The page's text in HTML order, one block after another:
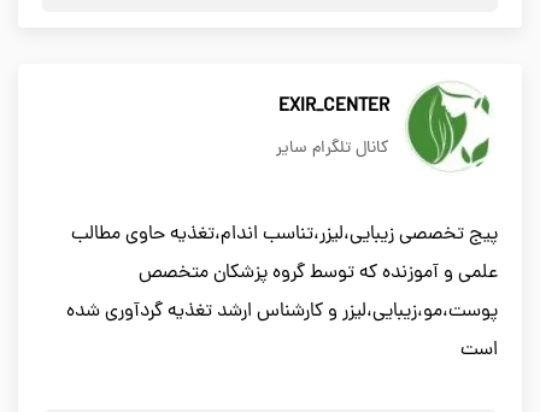
EXIR_CENTER
کانال تلگرام سایر
پیج تخصصی زیبایی،لیزر،تناسب اندام،تغذیه حاوی مطالب
علمی و آموزنده که توسط گروه پزشکان متخصص
پوست،مو،زیبایی،لیزر و کارشناس ارشد تغذیه گردآوری شده
است